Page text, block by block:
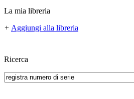
La mia libreria
+ Aggiungi alla libreria
Ricerca